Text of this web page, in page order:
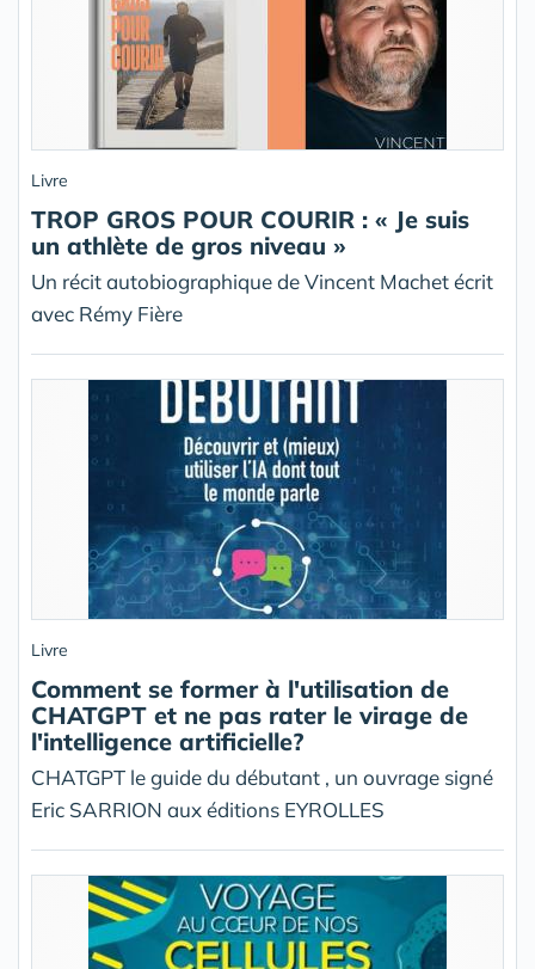
Livre
TROP GROS POUR COURIR : « Je suis
un athlète de gros niveau »
Un récit autobiographique de Vincent Machet écrit
avec Rémy Fière
Livre
Comment se former à l'utilisation de
CHATGPT et ne pas rater le virage de
l'intelligence artificielle?
CHATGPT le guide du débutant , un ouvrage signé
Eric SARRION aux éditions EYROLLES